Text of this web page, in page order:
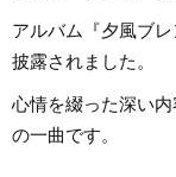
アルバム『夕風ブ
披露されました。
心情を綴った深い
の一曲です。